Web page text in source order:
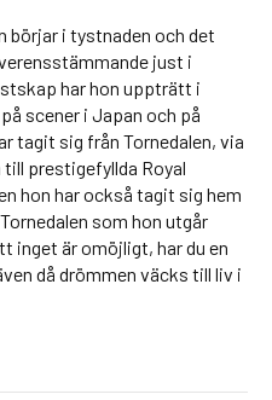
börjar i tystnaden och det
just i
har hon uppträtt i
scener i Japan och på
tagit sig från Tornedalen, via
prestigefyllda Royal
hon har också tagit sig hem
som hon utgår
inget är omöjligt, har du en
då drömmen väcks till liv i